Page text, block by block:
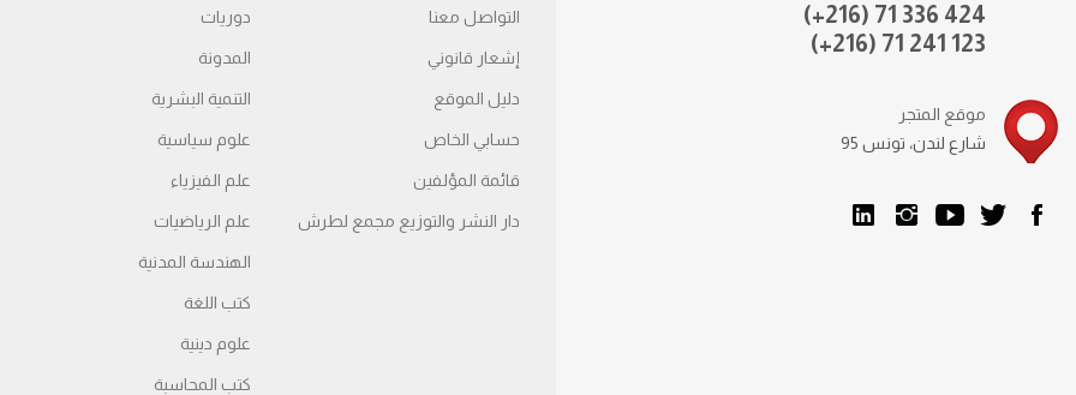
(+216) 71 336 424
(+216) 71 241 123
موقع المتجر
95 شارع لندن، تونس
التواصل معنا
إشعار قانوني
دليل الموقع
حسابي الخاص
قائمة المؤلفين
دار النشر والتوزيع مجمع لطرش
دوريات
المدونة
التنمية البشرية
علوم سياسية
علم الفيزياء
علم الرياضيات
الهندسة المدنية
كتب اللغة
علوم دينية
كتب المحاسبة